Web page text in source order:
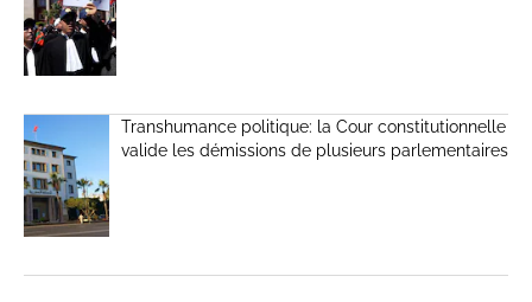
Transhumance politique: la Cour constitutionnelle
valide les démissions de plusieurs parlementaires